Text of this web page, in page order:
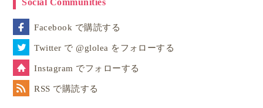
Social Communities
Facebook で購読する
Twitter で @glolea をフォローする
Instagram でフォローする
RSS で購読する